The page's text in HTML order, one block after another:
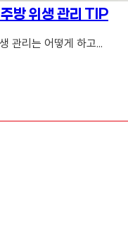
방 위생 관리 TIP
관리는 어떻게 하고...